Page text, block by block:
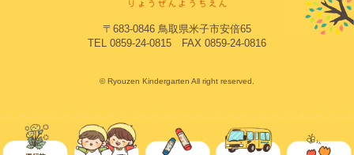
〒683-0846 鳥取県米子市安倍65
TEL 0859-24-0815 FAX 0859-24-0816
© Ryouzen Kindergarten All right reserved.